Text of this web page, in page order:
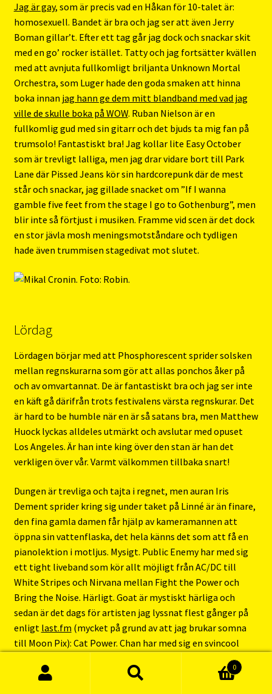
Jag är gay, som är precis vad en Håkan för 10-talet är:
homosexuell. Bandet är bra och jag ser att även Jerry
Boman gillar’t. Efter ett tag går jag dock och snackar skit
med en go’ rocker istället. Tatty och jag fortsätter kvällen
med att avnjuta fullkomligt briljanta Unknown Mortal
Orchestra, som Luger hade den goda smaken att hinna
boka innan jag hann ge dem mitt blandband med vad jag
ville de skulle boka på WOW. Ruban Nielson är en
fullkomlig gud med sin gitarr och det bjuds ta mig fan på
trumsolo! Fantastiskt bra! Jag kollar lite Easy October
som är trevligt lalliga, men jag drar vidare bort till Park
Lane där Pissed Jeans kör sin hardcorepunk där de mest
står och snackar, jag gillade snacket om ”If I wanna
gamble five feet from the stage I go to Gothenburg”, men
blir inte så förtjust i musiken. Framme vid scen är det dock
en stor jävla mosh meningsmotståndare och tydligen
hade även trummisen stagedivat mot slutet.
Lördag
Lördagen börjar med att Phosphorescent sprider solsken
mellan regnskurarna som gör att allas ponchos åker på
och av omvartannat. De är fantastiskt bra och jag ser inte
en käft gå därifrån trots festivalens värsta regnskurar. Det
är hard to be humble när en är så satans bra, men Matthew
Huock lyckas alldeles utmärkt och avslutar med opuset
Los Angeles. Är han inte king över den stan är han det
verkligen över vår. Varmt välkommen tillbaka snart!
Dungen är trevliga och tajta i regnet, men auran Iris
Dement sprider kring sig under taket på Linné är än finare,
den fina gamla damen får hjälp av kameramannen att
öppna sin vattenflaska, det hela känns det som att få en
pianolektion i motljus. Mysigt. Public Enemy har med sig
ett tight liveband som kör allt möjligt från AC/DC till
White Stripes och Nirvana mellan Fight the Power och
Bring the Noise. Härligt. Goat är mystiskt härliga och
sedan är det dags för artisten jag lyssnat flest gånger på
enligt last.fm (mycket på grund av att jag brukar somna
till Moon Pix): Cat Power. Chan har med sig en svincool
asiatisk tjej på trummor, en snubbe med härligt stort afro
på bas och två gitarrister; en ung version av sig själv på
0